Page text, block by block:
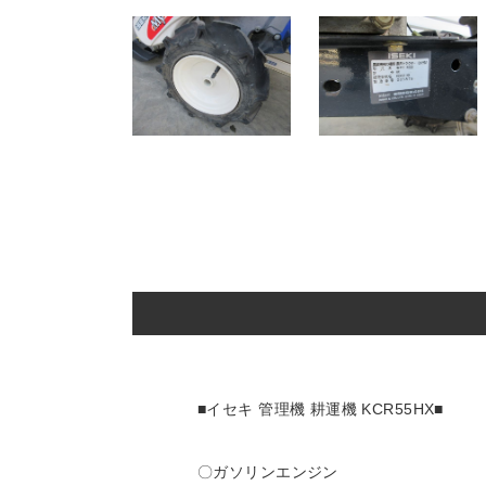
■イセキ 管理機 耕運機 KCR55HX
〇ガソリンエンジン